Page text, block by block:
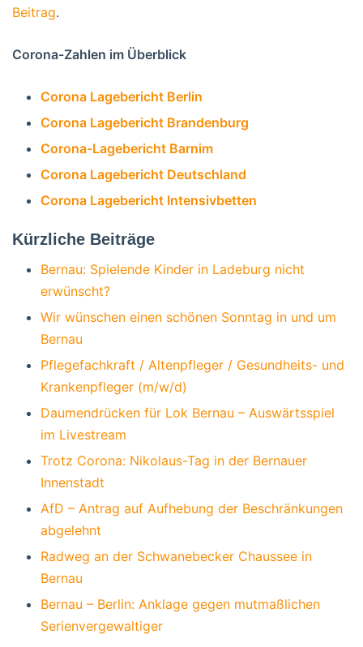
Beitrag.
Corona-Zahlen im Überblick
Corona Lagebericht Berlin
Corona Lagebericht Brandenburg
Corona-Lagebericht Barnim
Corona Lagebericht Deutschland
Corona Lagebericht Intensivbetten
Kürzliche Beiträge
Bernau: Spielende Kinder in Ladeburg nicht
erwünscht?
Wir wünschen einen schönen Sonntag in und um
Bernau
Pflegefachkraft / Altenpfleger / Gesundheits- und
Krankenpfleger (m/w/d)
Daumendrücken für Lok Bernau – Auswärtsspiel
im Livestream
Trotz Corona: Nikolaus-Tag in der Bernauer
Innenstadt
AfD – Antrag auf Aufhebung der Beschränkungen
abgelehnt
Radweg an der Schwanebecker Chaussee in
Bernau
Bernau – Berlin: Anklage gegen mutmaßlichen
Serienvergewaltiger